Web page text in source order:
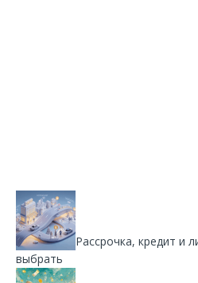
Рассрочка, кредит и
выбрать